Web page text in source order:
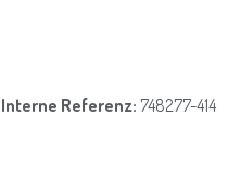
Interne Referenz: 748277-414